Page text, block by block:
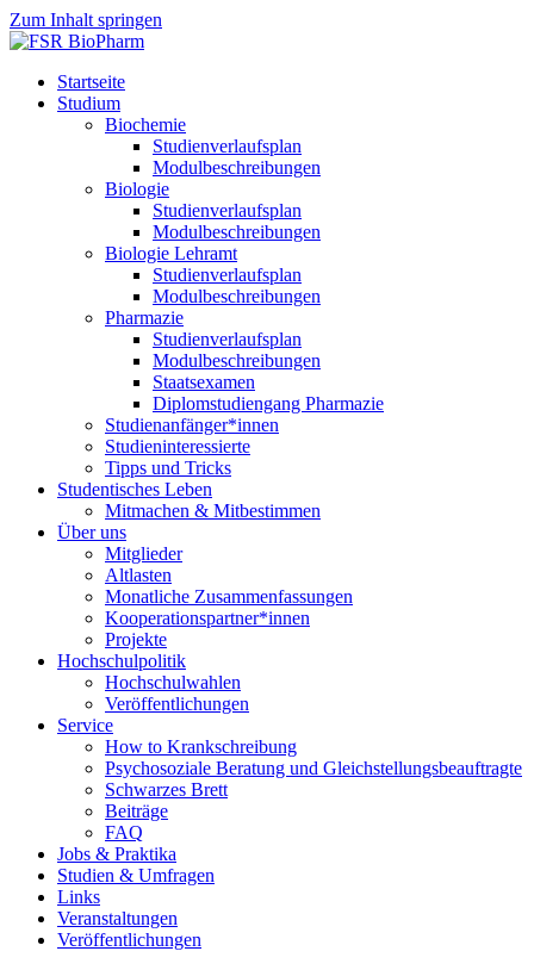
Zum Inhalt springen
Startseite
Studium
Biochemie
Studienverlaufsplan
Modulbeschreibungen
Biologie
Studienverlaufsplan
Modulbeschreibungen
Biologie Lehramt
Studienverlaufsplan
Modulbeschreibungen
Pharmazie
Studienverlaufsplan
Modulbeschreibungen
Staatsexamen
Diplomstudiengang Pharmazie
Studienanfänger*innen
Studieninteressierte
Tipps und Tricks
Studentisches Leben
Mitmachen & Mitbestimmen
Über uns
Mitglieder
Altlasten
Monatliche Zusammenfassungen
Kooperationspartner*innen
Projekte
Hochschulpolitik
Hochschulwahlen
Veröffentlichungen
Service
How to Krankschreibung
Psychosoziale Beratung und Gleichstellungsbeauftragte
Schwarzes Brett
Beiträge
FAQ
Jobs & Praktika
Studien & Umfragen
Links
Veranstaltungen
Veröffentlichungen